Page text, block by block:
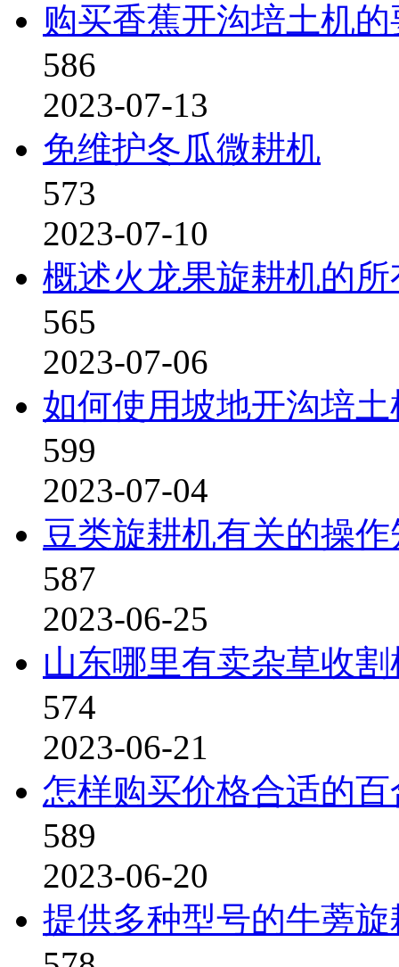
购买香蕉开沟培土机
586
2023-07-13
免维护冬瓜微耕机
573
2023-07-10
概述火龙果旋耕机的
565
2023-07-06
如何使用坡地开沟培
599
2023-07-04
豆类旋耕机有关的操作
587
2023-06-25
山东哪里有卖杂草收
574
2023-06-21
怎样购买价格合适的
589
2023-06-20
提供多种型号的牛蒡旋